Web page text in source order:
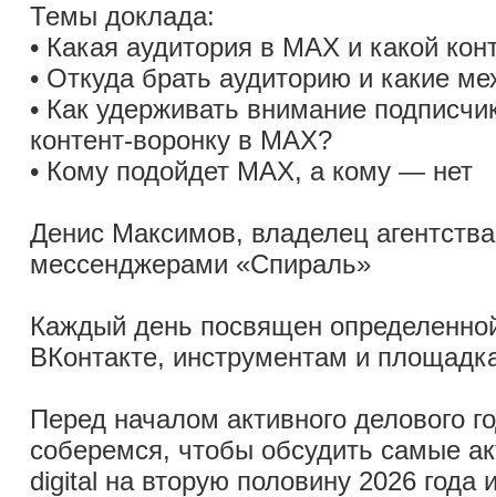
Темы доклада:
• Какая аудитория в MAX и какой
• Откуда брать аудиторию и какие
• Как удерживать внимание
контент-воронку в MAX?
• Кому подойдет MAX, а кому — нет
Денис Максимов, владелец
мессенджерами «Спираль»
Каждый день посвящен
ВКонтакте, инструментам и
Перед началом активного делового
соберемся, чтобы обсудить самые
digital на вторую половину 2026 года